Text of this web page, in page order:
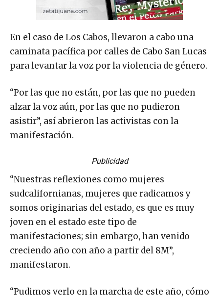
En el caso de Los Cabos, llevaron a cabo una
caminata pacífica por calles de Cabo San Lucas
para levantar la voz por la violencia de género.
“Por las que no están, por las que no pueden
alzar la voz aún, por las que no pudieron
asistir”, así abrieron las activistas con la
manifestación.
Publicidad
“Nuestras reflexiones como mujeres
sudcalifornianas, mujeres que radicamos y
somos originarias del estado, es que es muy
joven en el estado este tipo de
manifestaciones; sin embargo, han venido
creciendo año con año a partir del 8M”,
manifestaron.
“Pudimos verlo en la marcha de este año, cómo